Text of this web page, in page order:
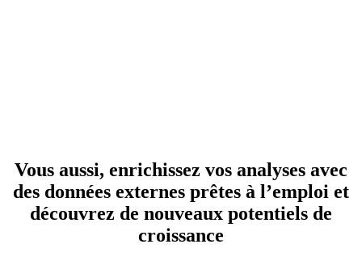
Vous aussi, enrichissez vos analyses avec
des données externes prêtes à l’emploi et
découvrez de nouveaux potentiels de
croissance